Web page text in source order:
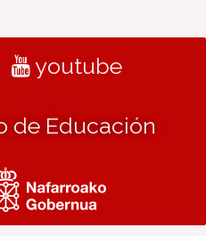
youtube
de Educación